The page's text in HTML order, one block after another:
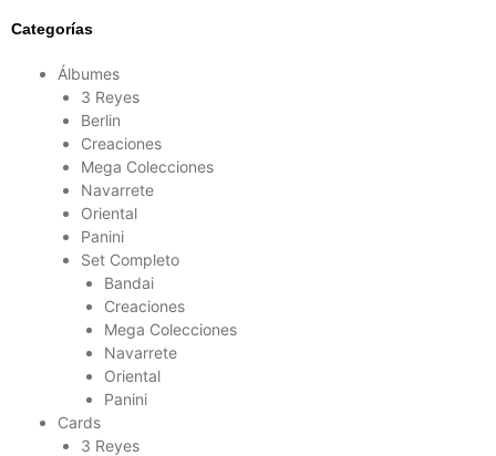
Categorías
Álbumes
3 Reyes
Berlin
Creaciones
Mega Colecciones
Navarrete
Oriental
Panini
Set Completo
Bandai
Creaciones
Mega Colecciones
Navarrete
Oriental
Panini
Cards
3 Reyes